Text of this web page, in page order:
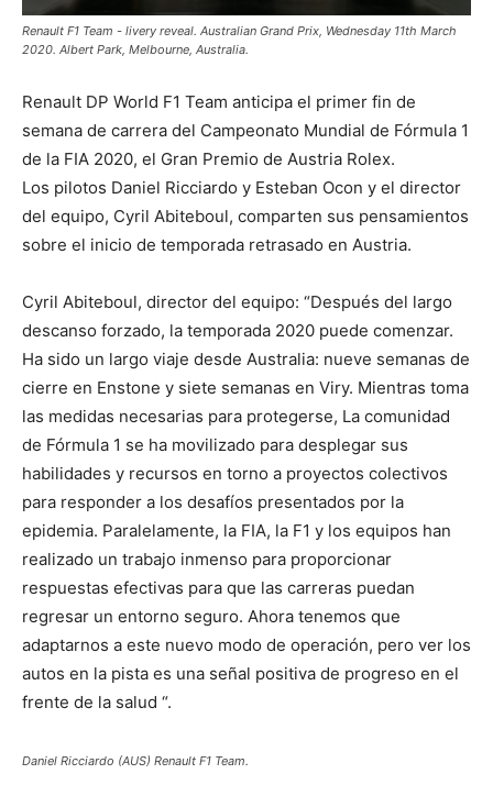
Renault F1 Team - livery reveal. Australian Grand Prix, Wednesday 11th March
2020. Albert Park, Melbourne, Australia.
Renault DP World F1 Team anticipa el primer fin de
semana de carrera del Campeonato Mundial de Fórmula 1
de la FIA 2020, el Gran Premio de Austria Rolex.
Los pilotos Daniel Ricciardo y Esteban Ocon y el director
del equipo, Cyril Abiteboul, comparten sus pensamientos
sobre el inicio de temporada retrasado en Austria.
Cyril Abiteboul, director del equipo: “Después del largo
descanso forzado, la temporada 2020 puede comenzar.
Ha sido un largo viaje desde Australia: nueve semanas de
cierre en Enstone y siete semanas en Viry. Mientras toma
las medidas necesarias para protegerse, La comunidad
de Fórmula 1 se ha movilizado para desplegar sus
habilidades y recursos en torno a proyectos colectivos
para responder a los desafíos presentados por la
epidemia. Paralelamente, la FIA, la F1 y los equipos han
realizado un trabajo inmenso para proporcionar
respuestas efectivas para que las carreras puedan
regresar un entorno seguro. Ahora tenemos que
adaptarnos a este nuevo modo de operación, pero ver los
autos en la pista es una señal positiva de progreso en el
frente de la salud “.
Daniel Ricciardo (AUS) Renault F1 Team.